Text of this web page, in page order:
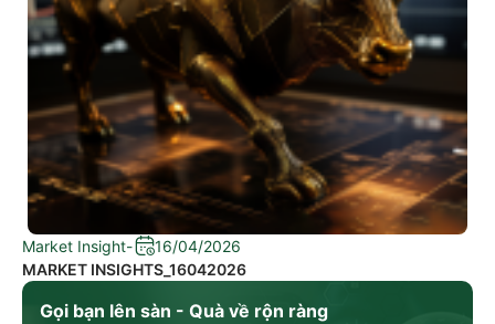
Gọi bạn lên sàn - Quà về rộn ràng
Market Insight-
16/04/2026
MARKET INSIGHTS_16042026